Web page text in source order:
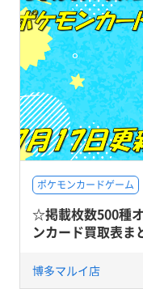
ポケモンカードゲーム
☆掲載枚数500種
ンカード買取表ま
博多マルイ店